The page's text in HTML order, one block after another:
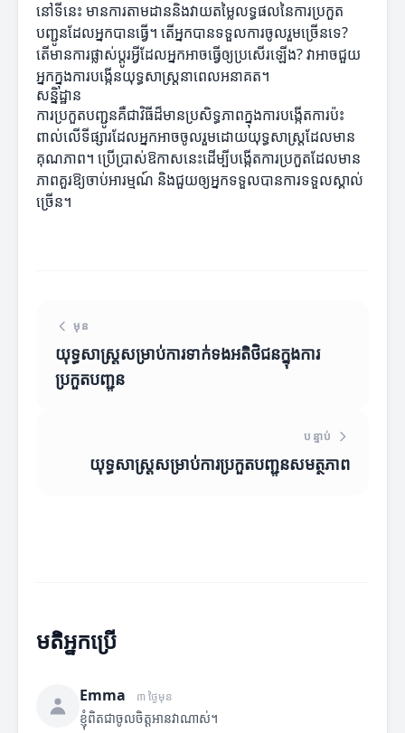
នៅទីនេះ មានការតាមដាននិងវាយតម្លៃលទ្ធផលនៃការប្រកួត
បញ្ជូនដែលអ្នកបានធ្វើ។ តើអ្នកបានទទួលការចូលរួមច្រើនទេ?
តើមានការផ្លាស់ប្តូរអ្វីដែលអ្នកអាចធ្វើឲ្យប្រសើរឡើង? វាអាចជួយ
អ្នកក្នុងការបង្កើនយុទ្ធសាស្ត្រនាពេលអនាគត។
សន្និដ្ឋាន
ការប្រកួតបញ្ជូនគឺជាវិធីដ៏មានប្រសិទ្ធភាពក្នុងការបង្កើតការប៉ះ
ពាល់លើទីផ្សារដែលអ្នកអាចចូលរួមដោយយុទ្ធសាស្ត្រដែលមាន
គុណភាព។ ប្រើប្រាស់ឱកាសនេះដើម្បីបង្កើតការប្រកួតដែលមាន
ភាពគួរឱ្យចាប់អារម្មណ៍ និងជួយឲ្យអ្នកទទួលបានការទទួលស្គាល់
ច្រើន។
មុន
យុទ្ធសាស្ត្រសម្រាប់ការទាក់ទងអតិថិជនក្នុងការ
ប្រកួតបញ្ជូន
បន្ទាប់
យុទ្ធសាស្ត្រសម្រាប់ការប្រកួតបញ្ជូនសមត្ថភាព
មតិអ្នកប្រើ
Emma ៣ ថ្ងៃមុន
ខ្ញុំពិតជាចូលចិត្តអានវាណាស់។